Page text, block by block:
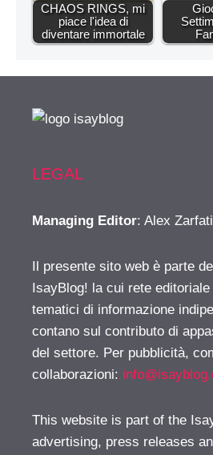
CHAOS RINGS, mi
piace l'idea di
diventare immortale
LEGAL
Managing Editor: Alex Zarfati
Il presente sito web è parte
IsayBlog! la cui rete
tematici di informazione
contano sul contributo di
del settore. Per pubblicità,
collaborazioni:
This website is part of the
advertising, press releases